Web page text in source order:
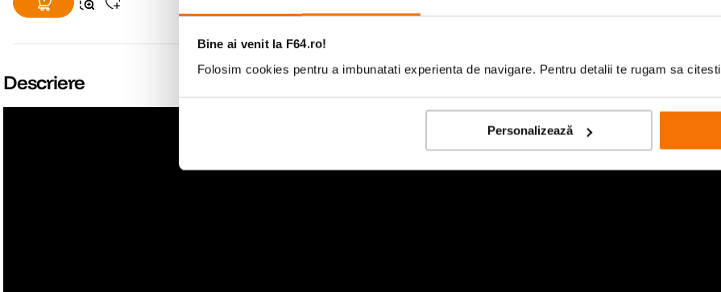
Bine ai venit la F64.ro!
Folosim cookies pentru a imbunatati experienta de navigare. Pentru detalii te rugam sa citesti
Personalizează
Descriere